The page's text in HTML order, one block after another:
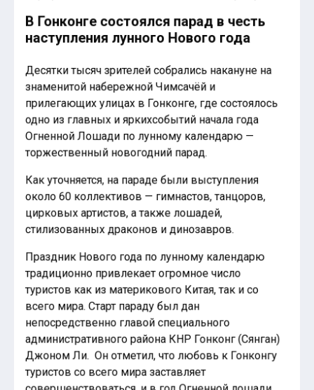
В Гонконге состоялся парад в честь
наступления лунного Нового года
Десятки тысяч зрителей собрались накануне на
знаменитой набережной Чимсачёй и
прилегающих улицах в Гонконге, где состоялось
одно из главных и яркихсобытий начала года
Огненной Лошади по лунному календарю —
торжественный новогодний парад.
Как уточняется, на параде были выступления
около 60 коллективов — гимнастов, танцоров,
цирковых артистов, а также лошадей,
стилизованных драконов и динозавров.
Праздник Нового года по лунному календарю
традиционно привлекает огромное число
туристов как из материкового Китая, так и со
всего мира. Старт параду был дан
непосредственно главой специального
административного района КНР Гонконг (Сянган)
Джоном Ли. Он отметил, что любовь к Гонконгу
туристов со всего мира заставляет